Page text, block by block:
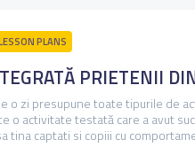
PLANS
PRIETENII
o zi presupune toate tipurile de
o activitate testată care a avut
tina captati si copiii cu